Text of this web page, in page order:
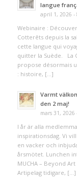
langue
april 1, 2026 -
Webinaire :
Cotterêts depuis la
cette langue qui
quitter la Suède. La
propose désormais
: histoire, […]
Varmt
den 2 maj!
mars 31, 2026
I år är alla
inspirationsdag. Vi
en vacker och
årsmötet. Lunchen
MUCHA – Beyond
Artipelag tidigare, […]